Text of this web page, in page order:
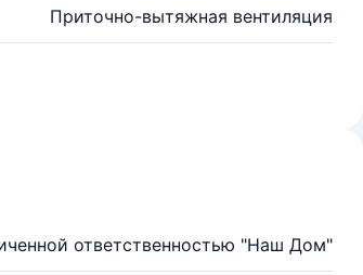
Приточно-вытяжная вентиляция
ответственностью "Наш Дом"